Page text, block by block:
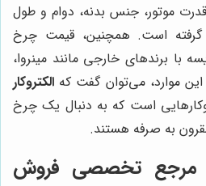
موتور، جنس بدنه، دوام و طول
گرفته است. همچنین، قیمت چرخ
با برندهای خارجی مانند مینروا،
موارد، می‌توان گفت که الکتروکار
است که به دنبال یک چرخ
به صرفه هستند.
مرجع تخصصی فروش